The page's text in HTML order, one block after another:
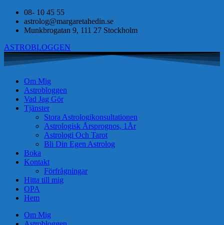
08- 10 45 55
astrolog@margaretahedin.se
Munkbrogatan 9, 111 27 Stockholm
ASTROBLOGGEN
Om Mig
Astrobloggen
Vad Jag Gör
Tjänster
Stora Astrologikonsultationen
Astrologisk Årsprognos, 1År
Astrologi Och Tarot
Bli Din Egen Astrolog
Boka
Kontakt
Förfrågningar
Hitta till mig
OPA
Hem
Om Mig